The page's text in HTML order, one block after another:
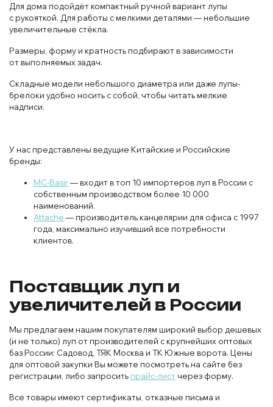
Для дома подойдёт компактный ручной вариант лупы
с рукояткой. Для работы с мелкими деталями — небольшие
увеличительные стёкла.
Размеры, форму и кратность подбирают в зависимости
от выполняемых задач.
Складные модели небольшого диаметра или даже лупы-
брелоки удобно носить с собой, чтобы читать мелкие
надписи.
У нас представлены ведущие Китайские и Российские
бренды:
MC-Basir— входит в топ 10 импортеров луп в России с
собственным производством более 10 000
наименований.
Attache — производитель канцелярии для офиса с 1997
года, максимально изучивший все потребности
клиентов.
Поставщик луп и
увеличителей в России
Мы предлагаем нашим покупателям широкий выбор дешевых
(и не только) луп от производителей с крупнейших оптовых
баз России: Садовод, ТЯК Москва и ТК Южные ворота. Цены
для оптовой закупки Вы можете посмотреть на сайте без
регистрации, либо запросить прайс-лист через форму.
Все товары имеют сертификаты, отказные письма и